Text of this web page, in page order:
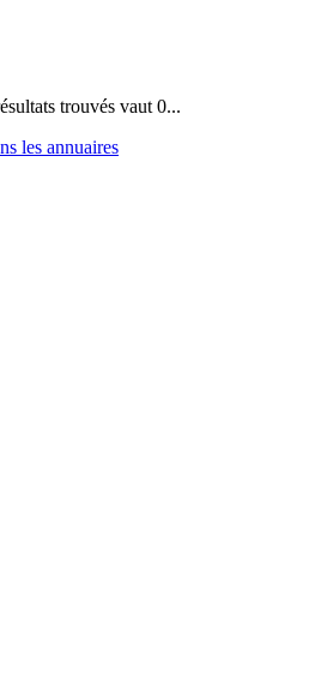
trouvés vaut 0...
les annuaires